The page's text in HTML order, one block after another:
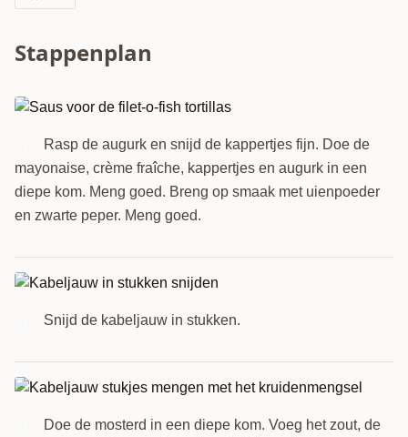
Stappenplan
Rasp de augurk en snijd de kappertjes fijn. Doe de
mayonaise, crème fraîche, kappertjes en augurk in een
diepe kom. Meng goed. Breng op smaak met uienpoeder
en zwarte peper. Meng goed.
Snijd de kabeljauw in stukken.
Doe de mosterd in een diepe kom. Voeg het zout, de